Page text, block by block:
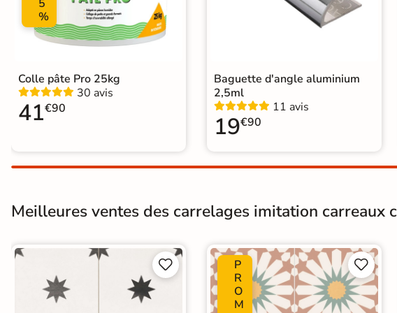
Carrelage carreaux de ciment Carrelage Beige
Carrelage Vert
Carrelage sol cuisine|Carrelage salon moderne
Carrelage Chambre|
5
%
Colle pâte Pro 25kg
30 avis
41€90
Baguette d'angle aluminium
2,5ml
11 avis
19€90
Meilleures ventes des carrelages imitation carreaux


P
R
O
M

